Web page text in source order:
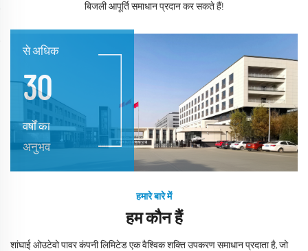
बिजली आपूर्ति समाधान प्रदान कर सकते हैं!
से अधिक
30
वर्षों का
अनुभव
हमारे बारे में
हम कौन हैं
शांघाई ओउटेवो पावर कंपनी लिमिटेड एक वैश्विक शक्ति उपकरण समाधान प्रदाता है, जो